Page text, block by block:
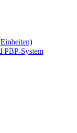
PBP-System